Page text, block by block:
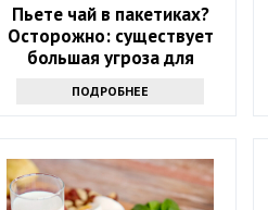
Пьете чай в пакетиках?
Осторожно: существует
большая угроза для
ПОДРОБНЕЕ